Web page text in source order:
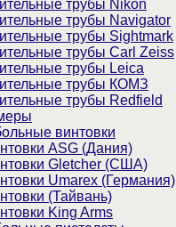
трубы Nikon
трубы Navigator
трубы Sightmark
трубы Carl Zeiss
трубы Leica
трубы КОМЗ
трубы Redfield
винтовки
ASG (Дания)
Gletcher (США)
Umarex (Германия)
(Тайвань)
King Arms